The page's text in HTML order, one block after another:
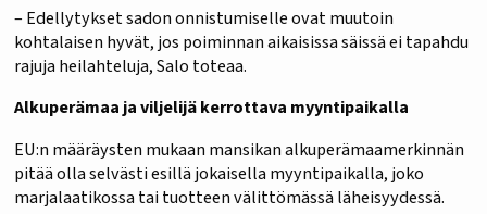
– Edellytykset sadon onnistumiselle ovat muutoin
kohtalaisen hyvät, jos poiminnan aikaisissa säissä ei tapahdu
rajuja heilahteluja, Salo toteaa.
Alkuperämaa ja viljelijä kerrottava myyntipaikalla
EU:n määräysten mukaan mansikan alkuperämaamerkinnän
pitää olla selvästi esillä jokaisella myyntipaikalla, joko
marjalaatikossa tai tuotteen välittömässä läheisyydessä.